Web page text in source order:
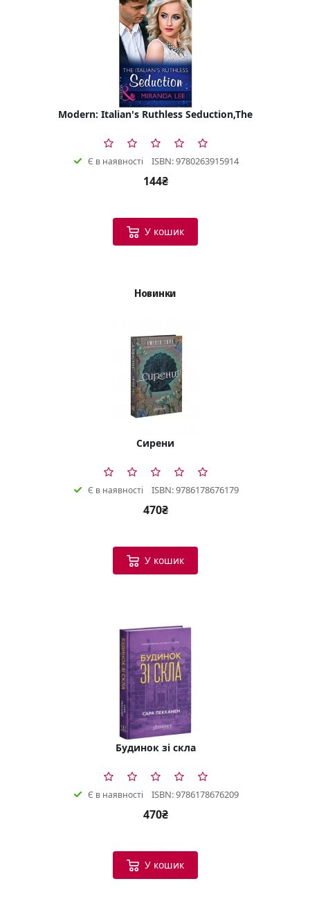
Modern: Italian's Ruthless Seduction,The
Є в наявності ISBN: 9780263915914
144₴
У кошик
Новинки
Сирени
Є в наявності ISBN: 9786178676179
470₴
У кошик
Будинок зі скла
Є в наявності ISBN: 9786178676209
470₴
У кошик